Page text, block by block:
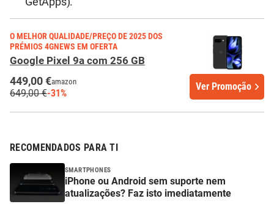
O MELHOR QUALIDADE/PREÇO DE 2025 DOS
PRÉMIOS 4GNEWS EM OFERTA
Google Pixel 9a com 256 GB
449,00 €amazon
649,00 €-31%
Ver Promoção
RECOMENDADOS PARA TI
SMARTPHONES
iPhone ou Android sem suporte nem
atualizações? Faz isto imediatamente